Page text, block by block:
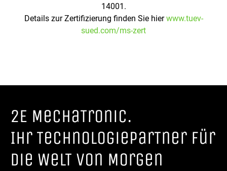
14001.
Details zur Zertifizierung finden Sie hierwww.tuev-
sued.com/ms-zert
2E MechaTronic.
Ihr TechnologieparTner für
die WelT von Morgen